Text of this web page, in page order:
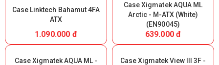
Case Linktech Bahamut 4FA
ATX
1.090.000 đ
Case Xigmatek AQUA ML
Arctic - M-ATX (White)
(EN90045)
639.000 đ
Case Xigmatek AQUA ML -
Case Xigmatek View III 3F -